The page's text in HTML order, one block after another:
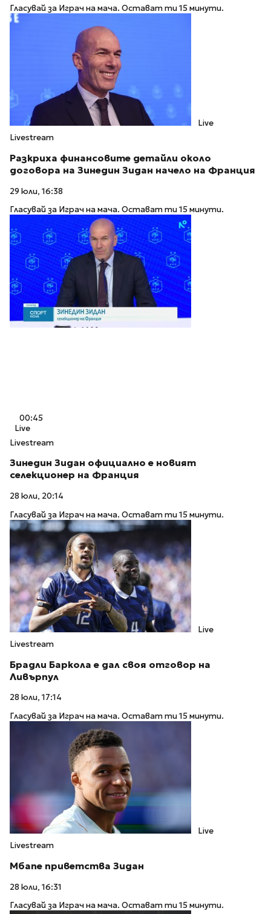
Гласувай за Играч на мача. Остават ти 15 минути.
Live
Livestream
Разкриха финансовите детайли около
договора на Зинедин Зидан начело на Франция
29 юли, 16:38
Гласувай за Играч на мача. Остават ти 15 минути.
00:45
Live
Livestream
Зинедин Зидан официално е новият
селекционер на Франция
28 юли, 20:14
Гласувай за Играч на мача. Остават ти 15 минути.
Live
Livestream
Брадли Баркола е дал своя отговор на
Ливърпул
28 юли, 17:14
Гласувай за Играч на мача. Остават ти 15 минути.
Live
Livestream
Мбапе приветства Зидан
28 юли, 16:31
Гласувай за Играч на мача. Остават ти 15 минути.